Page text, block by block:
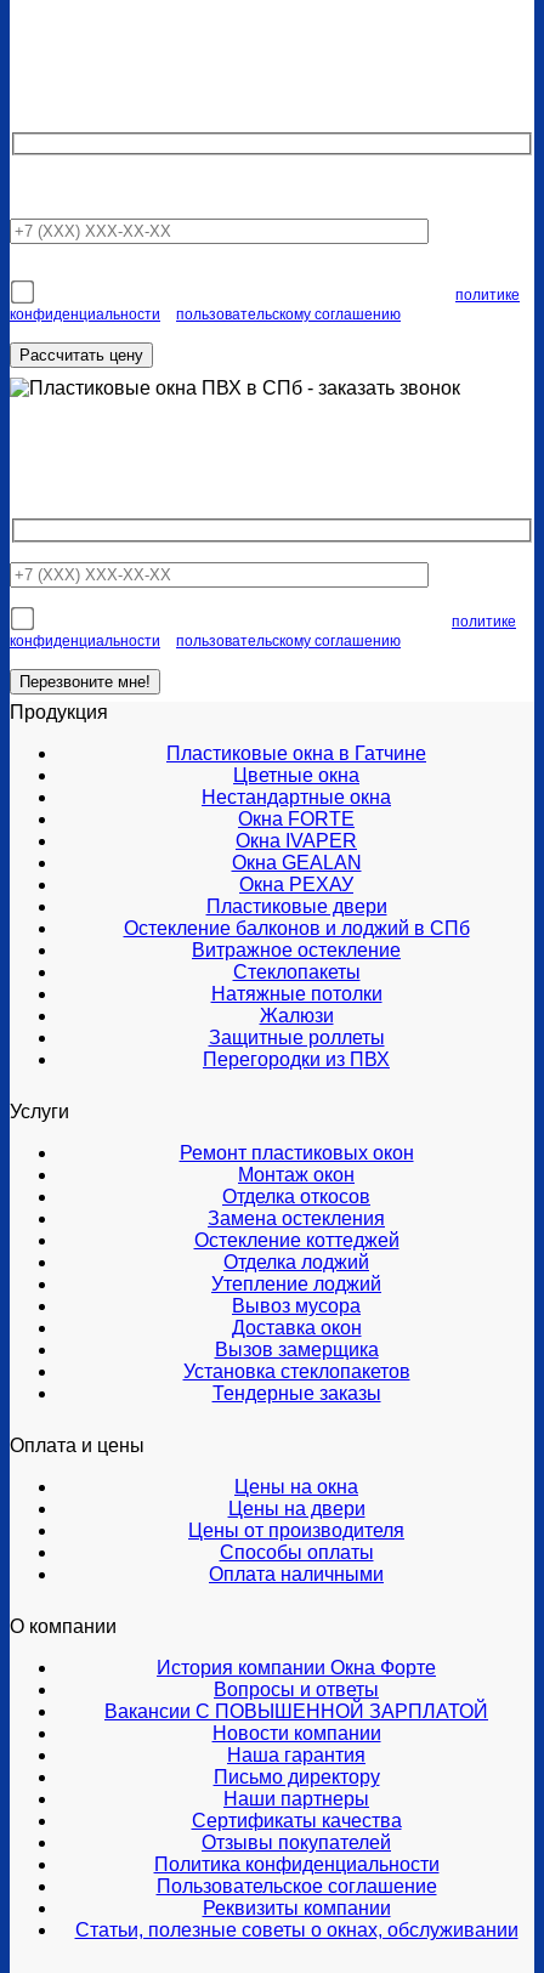
политике
конфиденциальности
пользовательскому соглашению
политике
конфиденциальности
пользовательскому соглашению
Продукция
Пластиковые окна в Гатчине
Цветные окна
Нестандартные окна
Окна FORTE
Окна IVAPER
Окна GEALAN
Окна РЕХАУ
Пластиковые двери
Остекление балконов и лоджий в СПб
Витражное остекление
Стеклопакеты
Натяжные потолки
Жалюзи
Защитные роллеты
Перегородки из ПВХ
Услуги
Ремонт пластиковых окон
Монтаж окон
Отделка откосов
Замена остекления
Остекление коттеджей
Отделка лоджий
Утепление лоджий
Вывоз мусора
Доставка окон
Вызов замерщика
Установка стеклопакетов
Тендерные заказы
Оплата и цены
Цены на окна
Цены на двери
Цены от производителя
Способы оплаты
Оплата наличными
О компании
История компании Окна Форте
Вопросы и ответы
Вакансии С ПОВЫШЕННОЙ ЗАРПЛАТОЙ
Новости компании
Наша гарантия
Письмо директору
Наши партнеры
Сертификаты качества
Отзывы покупателей
Политика конфиденциальности
Пользовательское соглашение
Реквизиты компании
Статьи, полезные советы о окнах, обслуживании